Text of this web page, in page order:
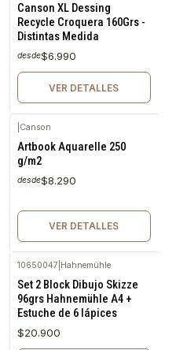
Canson XL Dessing
Recycle Croquera 160Grs -
Distintas Medida
desde$6.990
VER DETALLES
Canson
Artbook Aquarelle 250
g/m2
desde$8.290
VER DETALLES
10650047 Hahnemühle
Set 2 Block Dibujo Skizze
96grs Hahnemühle A4 +
Estuche de 6 lápices
$20.900